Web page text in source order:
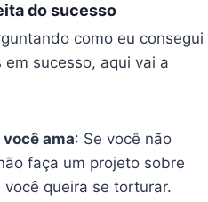
do sucesso
como eu consegui
sucesso, aqui vai a
ama: Se você não
faça um projeto sobre
queira se torturar.